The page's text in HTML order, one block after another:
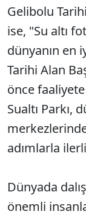
Gelibolu
ise, "Su altı
dünyanın en
Tarihi Alan
önce
Sualtı Parkı,
adımlarla
Dünyada
önemli